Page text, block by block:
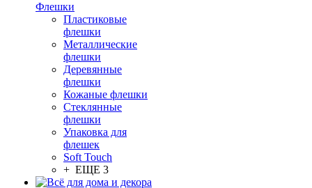
Флешки
Пластиковые
флешки
Металлические
флешки
Деревянные
флешки
Кожаные флешки
Стеклянные
флешки
Упаковка для
флешек
Soft Touch
+ ЕЩЕ 3